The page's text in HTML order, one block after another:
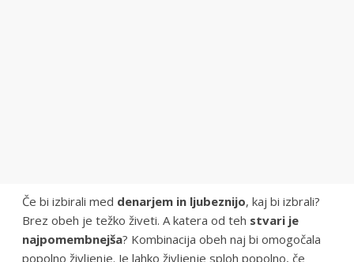
Če bi izbirali med denarjem in ljubeznijo, kaj bi izbrali?
Brez obeh je težko živeti. A katera od teh stvari je
najpomembnejša? Kombinacija obeh naj bi omogočala
popolno življenje. Je lahko življenje sploh popolno, če